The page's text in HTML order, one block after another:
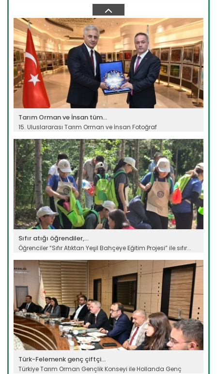
Orman teşkilatının gücüne güç katacak yeni araçlar törenle
Devamını Oku ->
Tarım Orman ve İnsan tüm...
15. Uluslararası Tarım Orman ve İnsan Fotoğraf
Devamını Oku ->
Sıfır atığı öğrendiler,...
Öğrenciler “Sıfır Atıktan Yeşil Bahçeye Eğitim Projesi” ile sıfır...
Devamını Oku ->
Türk-Felemenk genç çiftçi...
Türkiye Tarım Orman Gençlik Konseyi ile Hollanda Genç